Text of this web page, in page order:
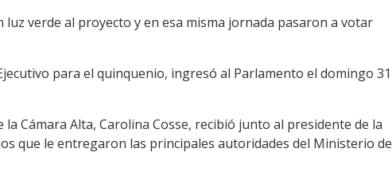
verde al proyecto y en esa misma jornada pasaron a votar
para el quinquenio, ingresó al Parlamento el domingo 31
Cámara Alta, Carolina Cosse, recibió junto al presidente de la
que le entregaron las principales autoridades del Ministerio de